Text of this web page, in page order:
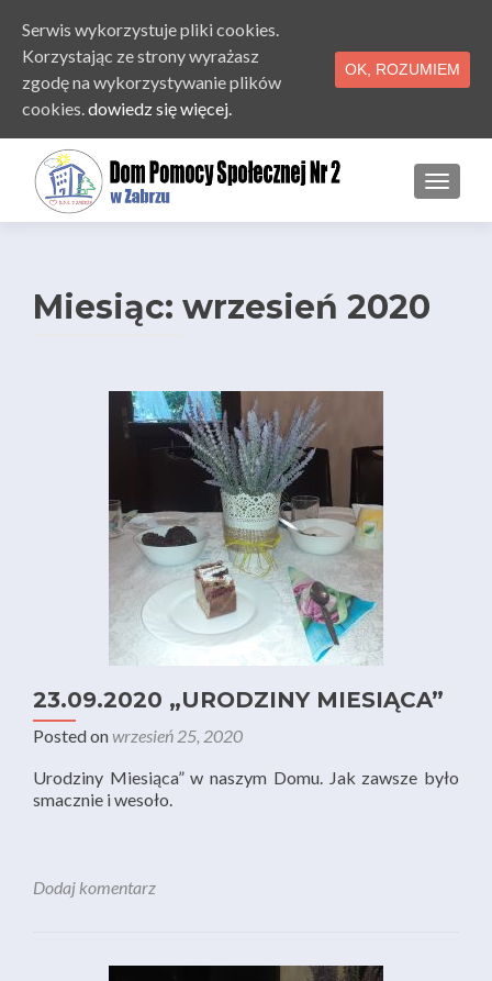
Miesiąc: wrzesień 2020
23.09.2020 „URODZINY MIESIĄCA”
Posted onwrzesień 25, 2020
Urodziny Miesiąca” w naszym Domu. Jak zawsze było
smacznie i wesoło.
Dodaj komentarz
Serwis wykorzystuje pliki cookies.
Korzystając ze strony wyrażasz
zgodę na wykorzystywanie plików
cookies.dowiedz się więcej.
OK, ROZUMIEM